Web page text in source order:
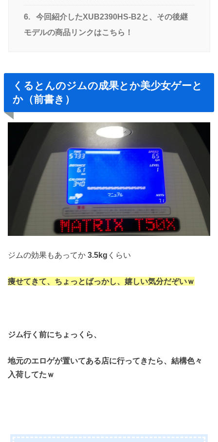
6.
今回紹介したXUB2390HS-B2と、その後継
モデルの商品リンクはこちら！
くるとんのジムの成果とか美少女ゲーと
か（前書き）
ジムの効果もあってか3.5kg くらい
痩せてきて、ちょっとばっかし、嬉しい気分だぞいｗ
ジム行く前にちょっくら、
地元のエロゲが置いてある店に行ってきたら、結構色々
入荷してたｗ